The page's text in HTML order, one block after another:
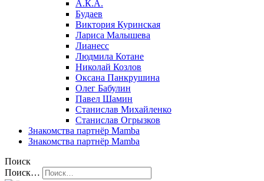
А.К.А.
Будаев
Виктория Куринская
Лариса Малышева
Лианесс
Людмила Котане
Николай Козлов
Оксана Панкрушина
Олег Бабулин
Павел Шамин
Станислав Михайленко
Станислав Огрызков
Знакомства партнёр Mamba
Знакомства партнёр Mamba
Поиск
Поиск…